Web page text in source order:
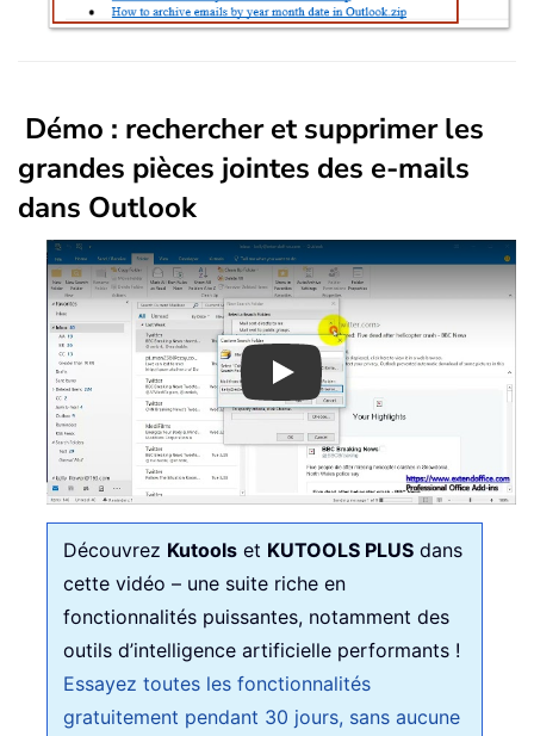
Démo : rechercher et supprimer les
grandes pièces jointes des e-mails
dans Outlook
Play
Découvrez Kutools et KUTOOLS PLUS dans
cette vidéo – une suite riche en
fonctionnalités puissantes, notamment des
outils d’intelligence artificielle performants !
Essayez toutes les fonctionnalités
gratuitement pendant 30 jours, sans aucune